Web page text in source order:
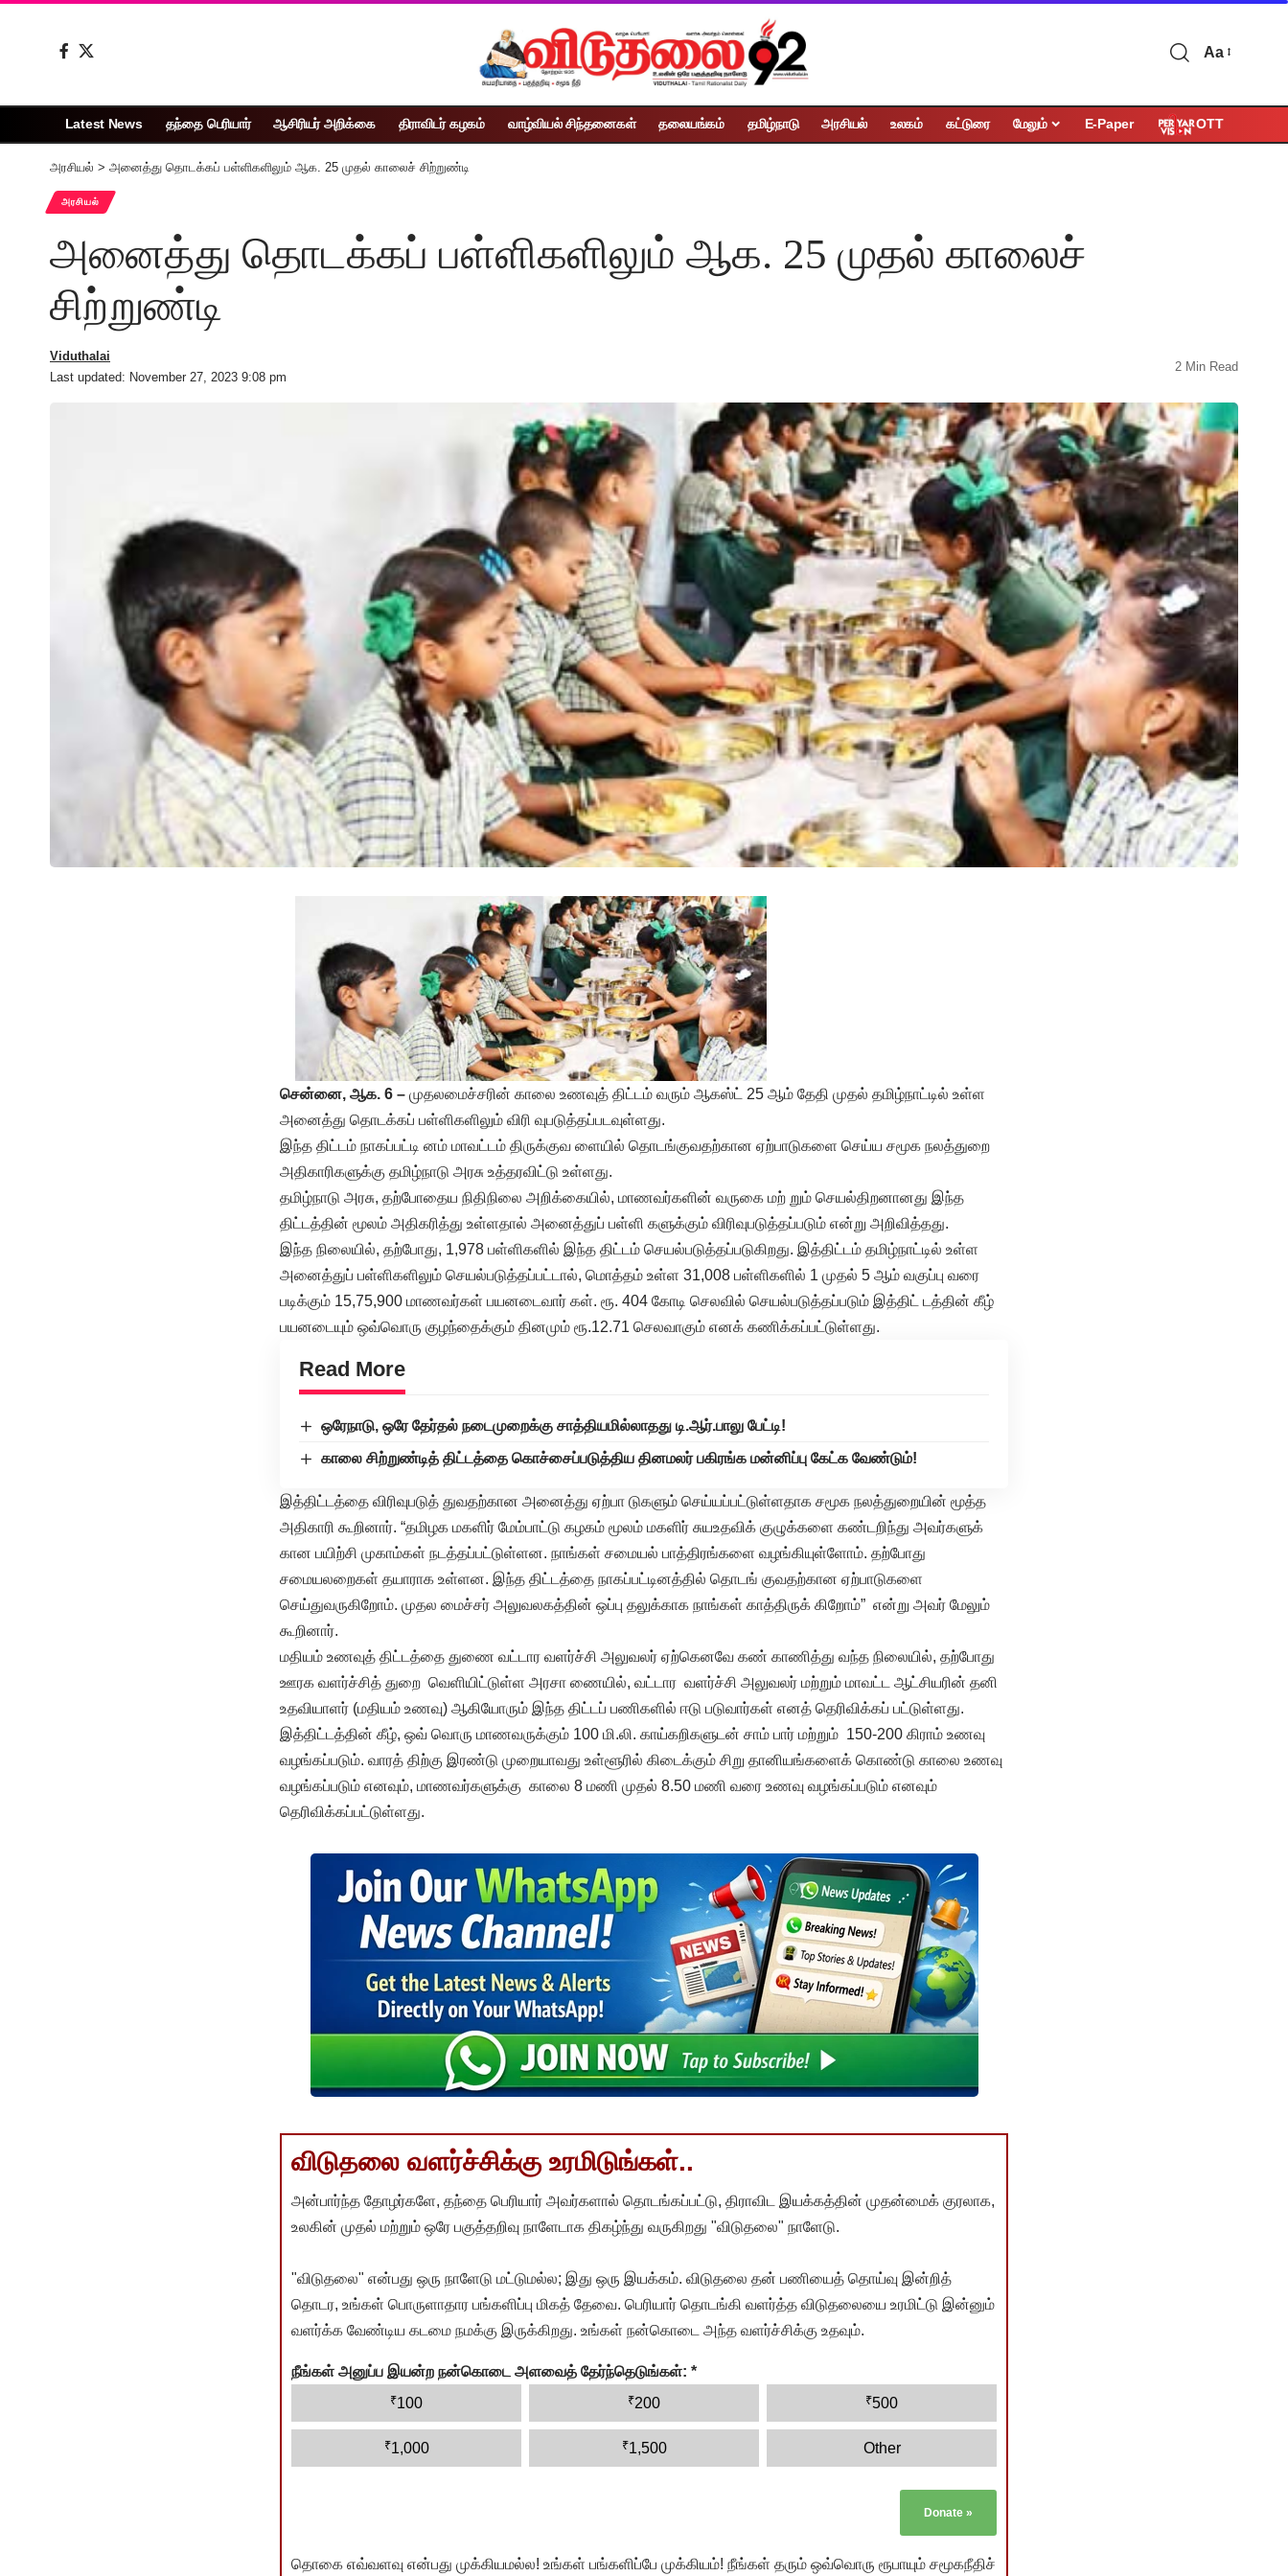
Aa
Latest News தந்தை பெரியார் ஆசிரியர் அறிக்கை திராவிடர் கழகம் வாழ்வியல் சிந்தனைகள் தலையங்கம் தமிழ்நாடு அரசியல் உலகம் கட்டுரை மேலும் E-Paper OTT
அரசியல் > அனைத்து தொடக்கப் பள்ளிகளிலும் ஆக. 25 முதல் காலைச் சிற்றுண்டி
அரசியல்
அனைத்து தொடக்கப் பள்ளிகளிலும் ஆக. 25 முதல் காலைச்
சிற்றுண்டி
Last updated: November 27, 2023 9:08 pm
Viduthalai
2 Min Read
சென்னை, ஆக. 6 – முதலமைச்சரின் காலை உணவுத் திட்டம் வரும் ஆகஸ்ட் 25 ஆம் தேதி முதல் தமிழ்நாட்டில் உள்ள
அனைத்து தொடக்கப் பள்ளிகளிலும் விரி வுபடுத்தப்படவுள்ளது.
இந்த திட்டம் நாகப்பட்டி னம் மாவட்டம் திருக்குவ ளையில் தொடங்குவதற்கான ஏற்பாடுகளை செய்ய சமூக நலத்துறை
அதிகாரிகளுக்கு தமிழ்நாடு அரசு உத்தரவிட்டு உள்ளது.
தமிழ்நாடு அரசு, தற்போதைய நிதிநிலை அறிக்கையில், மாணவர்களின் வருகை மற் றும் செயல்திறனானது இந்த
திட்டத்தின் மூலம் அதிகரித்து உள்ளதால் அனைத்துப் பள்ளி களுக்கும் விரிவுபடுத்தப்படும் என்று அறிவித்தது.
இந்த நிலையில், தற்போது, 1,978 பள்ளிகளில் இந்த திட்டம் செயல்படுத்தப்படுகிறது. இத்திட்டம் தமிழ்நாட்டில் உள்ள
அனைத்துப் பள்ளிகளிலும் செயல்படுத்தப்பட்டால், மொத்தம் உள்ள 31,008 பள்ளிகளில் 1 முதல் 5 ஆம் வகுப்பு வரை
படிக்கும் 15,75,900 மாணவர்கள் பயனடைவார் கள். ரூ. 404 கோடி செலவில் செயல்படுத்தப்படும் இத்திட் டத்தின் கீழ்
பயனடையும் ஒவ்வொரு குழந்தைக்கும் தினமும் ரூ.12.71 செலவாகும் எனக் கணிக்கப்பட்டுள்ளது.
Read More
ஒரேநாடு, ஒரே தேர்தல் நடைமுறைக்கு சாத்தியமில்லாதது டி.ஆர்.பாலு பேட்டி!
காலை சிற்றுண்டித் திட்டத்தை கொச்சைப்படுத்திய தினமலர் பகிரங்க மன்னிப்பு கேட்க வேண்டும்!
இத்திட்டத்தை விரிவுபடுத் துவதற்கான அனைத்து ஏற்பா டுகளும் செய்யப்பட்டுள்ளதாக சமூக நலத்துறையின் மூத்த
அதிகாரி கூறினார். “தமிழக மகளிர் மேம்பாட்டு கழகம் மூலம் மகளிர் சுயஉதவிக் குழுக்களை கண்டறிந்து அவர்களுக்
கான பயிற்சி முகாம்கள் நடத்தப்பட்டுள்ளன. நாங்கள் சமையல் பாத்திரங்களை வழங்கியுள்ளோம். தற்போது
சமையலறைகள் தயாராக உள்ளன. இந்த திட்டத்தை நாகப்பட்டினத்தில் தொடங் குவதற்கான ஏற்பாடுகளை
செய்துவருகிறோம். முதல மைச்சர் அலுவலகத்தின் ஒப்பு தலுக்காக நாங்கள் காத்திருக் கிறோம்” என்று அவர் மேலும்
கூறினார்.
மதியம் உணவுத் திட்டத்தை துணை வட்டார வளர்ச்சி அலுவலர் ஏற்கெனவே கண் காணித்து வந்த நிலையில், தற்போது
ஊரக வளர்ச்சித் துறை வெளியிட்டுள்ள அரசா ணையில், வட்டார வளர்ச்சி அலுவலர் மற்றும் மாவட்ட ஆட்சியரின் தனி
உதவியாளர் (மதியம் உணவு) ஆகியோரும் இந்த திட்டப் பணிகளில் ஈடு படுவார்கள் எனத் தெரிவிக்கப் பட்டுள்ளது.
இத்திட்டத்தின் கீழ், ஒவ் வொரு மாணவருக்கும் 100 மி.லி. காய்கறிகளுடன் சாம் பார் மற்றும் 150-200 கிராம் உணவு
வழங்கப்படும். வாரத் திற்கு இரண்டு முறையாவது உள்ளூரில் கிடைக்கும் சிறு தானியங்களைக் கொண்டு காலை உணவு
வழங்கப்படும் எனவும், மாணவர்களுக்கு காலை 8 மணி முதல் 8.50 மணி வரை உணவு வழங்கப்படும் எனவும்
தெரிவிக்கப்பட்டுள்ளது.
விடுதலை வளர்ச்சிக்கு உரமிடுங்கள்..
அன்பார்ந்த தோழர்களே, தந்தை பெரியார் அவர்களால் தொடங்கப்பட்டு, திராவிட இயக்கத்தின் முதன்மைக் குரலாக,
உலகின் முதல் மற்றும் ஒரே பகுத்தறிவு நாளேடாக திகழ்ந்து வருகிறது "விடுதலை" நாளேடு.
"விடுதலை" என்பது ஒரு நாளேடு மட்டுமல்ல; இது ஒரு இயக்கம். விடுதலை தன் பணியைத் தொய்வு இன்றித்
தொடர, உங்கள் பொருளாதார பங்களிப்பு மிகத் தேவை. பெரியார் தொடங்கி வளர்த்த விடுதலையை உரமிட்டு இன்னும்
வளர்க்க வேண்டிய கடமை நமக்கு இருக்கிறது. உங்கள் நன்கொடை அந்த வளர்ச்சிக்கு உதவும்.
நீங்கள் அனுப்ப இயன்ற நன்கொடை அளவைத் தேர்ந்தெடுங்கள்: *
₹100 ₹200 ₹500
₹1,000 ₹1,500 Other
Donate »
தொகை எவ்வளவு என்பது முக்கியமல்ல! உங்கள் பங்களிப்பே முக்கியம்! நீங்கள் தரும் ஒவ்வொரு ரூபாயும் சமூகநீதிச்